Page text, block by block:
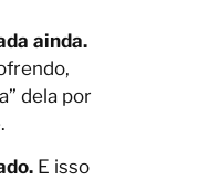
ainda.
dela por
E isso